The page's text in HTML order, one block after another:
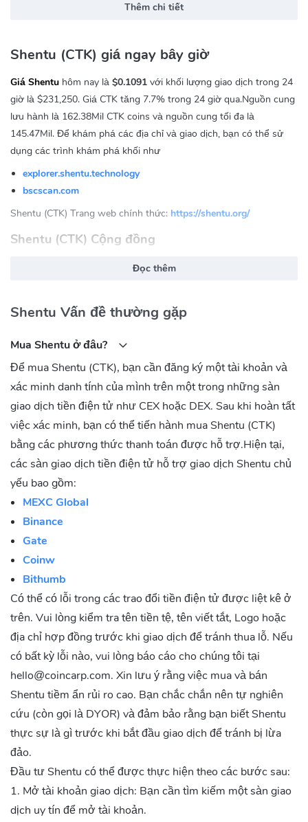
Thêm chi tiết
Shentu (CTK) giá ngay bây giờ
Giá Shentu hôm nay là $0.1091 với khối lượng giao dịch trong 24
giờ là $231,250. Giá CTK tăng 7.7% trong 24 giờ qua.Nguồn cung
lưu hành là 162.38Mil CTK coins và nguồn cung tối đa là
145.47Mil. Để khám phá các địa chỉ và giao dịch, bạn có thể sử
dụng các trình khám phá khối như
explorer.shentu.technology
bscscan.com
Shentu (CTK) Trang web chính thức: https://shentu.org/
Shentu (CTK) Cộng đồng
https://twitter.com/ShentuChain
Shentu (CTK) Hợp đồng
0xA8c2B8eec3d368C0253ad3dae65a5F2BBB89c929
Đọc thêm
Shentu Vấn đề thường gặp
Mua Shentu ở đâu?
Để mua Shentu (CTK), bạn cần đăng ký một tài khoản và
xác minh danh tính của mình trên một trong những sàn
giao dịch tiền điện tử như CEX hoặc DEX. Sau khi hoàn tất
việc xác minh, bạn có thể tiến hành mua Shentu (CTK)
bằng các phương thức thanh toán được hỗ trợ.Hiện tại,
các sàn giao dịch tiền điện tử hỗ trợ giao dịch Shentu chủ
yếu bao gồm:
MEXC Global
Binance
Gate
Coinw
Bithumb
Có thể có lỗi trong các trao đổi tiền điện tử được liệt kê ở
trên. Vui lòng kiểm tra tên tiền tệ, tên viết tắt, Logo hoặc
địa chỉ hợp đồng trước khi giao dịch để tránh thua lỗ. Nếu
có bất kỳ lỗi nào, vui lòng báo cáo cho chúng tôi tại
hello@coincarp.com. Xin lưu ý rằng việc mua và bán
Shentu tiềm ẩn rủi ro cao. Bạn chắc chắn nên tự nghiên
cứu (còn gọi là DYOR) và đảm bảo rằng bạn biết Shentu
thực sự là gì trước khi bắt đầu giao dịch để tránh bị lừa
đảo.
Đầu tư Shentu có thể được thực hiện theo các bước sau:
1. Mở tài khoản giao dịch: Bạn cần tìm kiếm một sàn giao
dịch uy tín để mở tài khoản.